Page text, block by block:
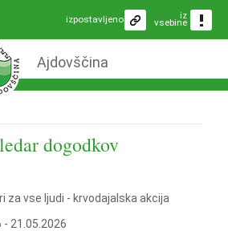
iz
vsebine
izpostavljeno
Ajdovščina
dogodkov
za vse ljudi - krvodajalska akcija
- 21.05.2026